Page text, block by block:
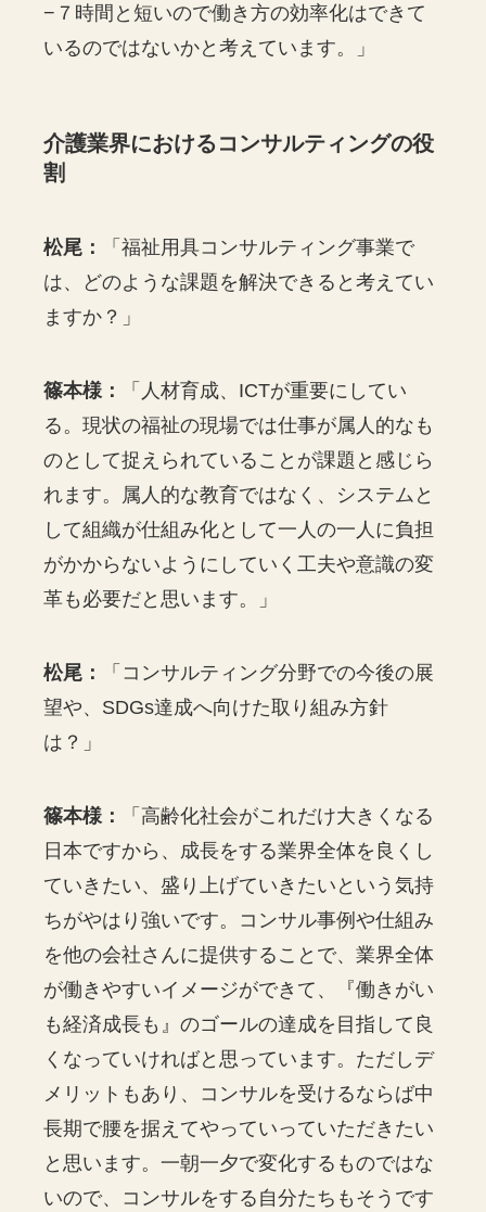
−７時間と短いので働き方の効率化はできて
いるのではないかと考えています。」
介護業界におけるコンサルティングの役
割
松尾：
「福祉用具コンサルティング事業で
は、どのような課題を解決できると考えてい
ますか？」
篠本様：
「人材育成、ICTが重要にしてい
る。現状の福祉の現場では仕事が属人的なも
のとして捉えられていることが課題と感じら
れます。属人的な教育ではなく、システムと
して組織が仕組み化として一人の一人に負担
がかからないようにしていく工夫や意識の変
革も必要だと思います。」
松尾：
「コンサルティング分野での今後の展
望や、SDGs達成へ向けた取り組み方針
は？」
篠本様：
「高齢化社会がこれだけ大きくなる
日本ですから、成長をする業界全体を良くし
ていきたい、盛り上げていきたいという気持
ちがやはり強いです。コンサル事例や仕組み
を他の会社さんに提供することで、業界全体
が働きやすいイメージができて、『働きがい
も経済成長も』のゴールの達成を目指して良
くなっていければと思っています。ただしデ
メリットもあり、コンサルを受けるならば中
長期で腰を据えてやっていっていただきたい
と思います。一朝一夕で変化するものではな
いので、コンサルをする自分たちもそうです